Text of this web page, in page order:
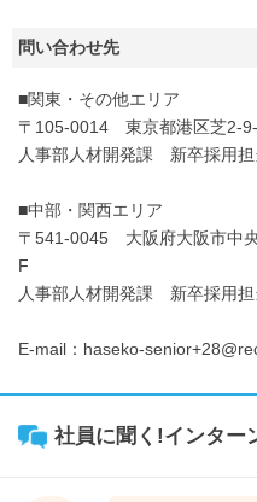
問い合わせ先
■関東・その他エリア
〒105-0014 東京都港区芝2-
人事部人材開発課 新卒採用担
■中部・関西エリア
〒541-0045 大阪府大阪市中
F
人事部人材開発課 新卒採用担
E-mail：haseko-
社員に聞く!インター